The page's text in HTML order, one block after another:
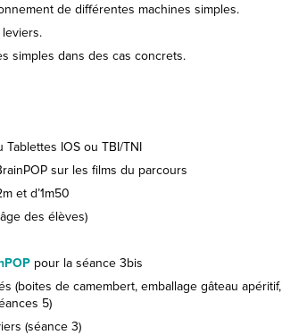
de différentes machines simples.
simples dans des cas concrets.
IOS ou TBI/TNI
sur les films du parcours
et d’1m50
des élèves)
pour la séance 3bis
(boites de camembert, emballage gâteau
5)
(séance 3)